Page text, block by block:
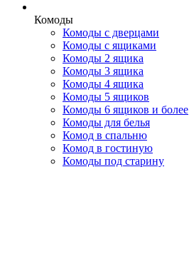
Комоды
Комоды с дверцами
Комоды с ящиками
Комоды 2 ящика
Комоды 3 ящика
Комоды 4 ящика
Комоды 5 ящиков
Комоды 6 ящиков и более
Комоды для белья
Комод в спальню
Комод в гостиную
Комоды под старину